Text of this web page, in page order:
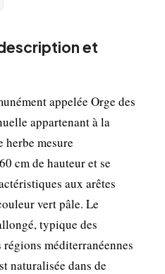
et
appelée Orge des
appartenant à la
herbe mesure
cm de hauteur et se
aux arêtes
vert pâle. Le
typique des
méditerranéennes
naturalisée dans de